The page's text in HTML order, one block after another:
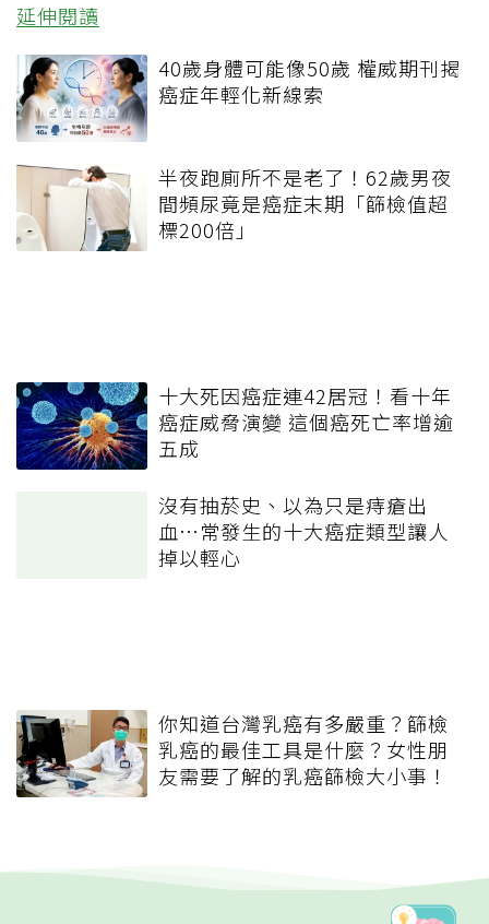
延伸閱讀
40歲身體可能像50歲 權威期刊揭
癌症年輕化新線索
半夜跑廁所不是老了！62歲男夜
間頻尿竟是癌症末期「篩檢值超
標200倍」
十大死因癌症連42居冠！看十年
癌症威脅演變 這個癌死亡率增逾
五成
沒有抽菸史、以為只是痔瘡出
血…常發生的十大癌症類型讓人
掉以輕心
你知道台灣乳癌有多嚴重？篩檢
乳癌的最佳工具是什麼？女性朋
友需要了解的乳癌篩檢大小事！